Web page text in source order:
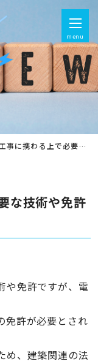
menu
電気通信工事に携わる上で必要な技術や免許とは？
な技術や免許
や免許ですが、電
免許が必要とされ
め、建築関連の法